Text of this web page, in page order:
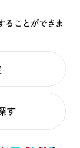
ン）
ることができま
す